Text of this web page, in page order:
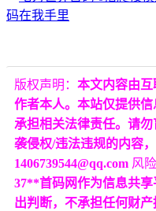
版权声明： 本文内容由
作者本人。本站仅提供
承担相关法律责任。请
袭侵权/违法违规的内容
1406739544@qq.com 风
37**首码网作为信息共
出判断，不承担任何财